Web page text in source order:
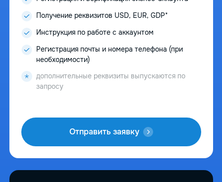
Получение реквизитов USD, EUR, GDP*
Инструкция по работе с аккаунтом
Регистрация почты и номера телефона (при
необходимости)
дополнительные реквизиты выпускаются по
запросу
Отправить заявку